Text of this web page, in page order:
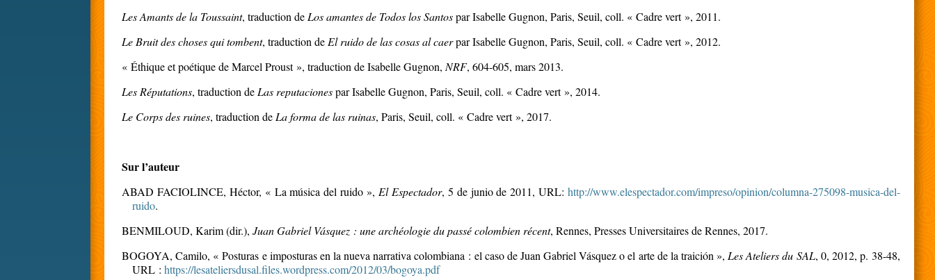
Les Amants de la Toussaint, traduction de Los amantes de Todos los Santospar Isabelle Gugnon, Paris, Seuil, coll. « Cadre vert », 2011.
Le Bruit des choses qui tombent, traduction de El ruido de las cosas al caerpar Isabelle Gugnon, Paris, Seuil, coll. « Cadre vert », 2012.
« Éthique et poétique de Marcel Proust », traduction de Isabelle Gugnon,
NRF, 604-605, mars 2013.
Les Réputations, traduction de Las reputacionespar Isabelle Gugnon, Paris, Seuil, coll. « Cadre vert », 2014.
Le Corps des ruines, traduction de La forma de las ruinas, Paris, Seuil, coll. « Cadre vert », 2017.
Sur l’auteur
ABAD FACIOLINCE, Héctor, « La música del ruido», El Espectador, 5 de junio de 2011, URL:http://www.elespectador.com/impreso/opinion/columna-275098-musica-del-
ruido.
BENMILOUD, Karim (dir.), Juan Gabriel Vásquez : une archéologie du passé colombien récent, Rennes, Presses Universitaires de Rennes, 2017.
BOGOYA, Camilo, «Posturas e imposturas en la nueva narrativa colombiana : el caso de Juan Gabriel Vásquez o el arte de la traición », Les Ateliers du SAL, 0, 2012, p. 38-48,
URL : https://lesateliersdusal.files.wordpress.com/2012/03/bogoya.pdf